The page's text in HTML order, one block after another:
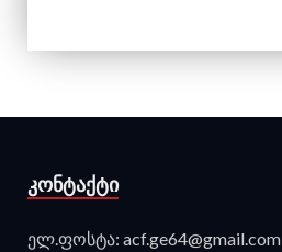
ᲙᲝᲜᲢᲐᲥᲢᲘ
ელ.ფოსტა: acf.ge64@gmail.com